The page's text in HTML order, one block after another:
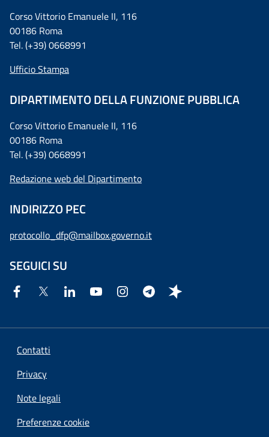
Corso Vittorio Emanuele II, 116
00186 Roma
Tel. (+39) 0668991
Ufficio Stampa
DIPARTIMENTO DELLA FUNZIONE PUBBLICA
Corso Vittorio Emanuele II, 116
00186 Roma
Tel. (+39) 0668991
Redazione web del Dipartimento
INDIRIZZO PEC
protocollo_dfp@mailbox.governo.it
SEGUICI SU
Contatti
Privacy
Note legali
Preferenze cookie